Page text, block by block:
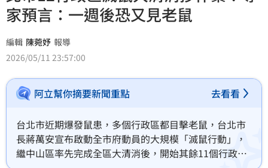
家預言：一週後恐又見老鼠
編輯 陳菀妤 報導
2026/05/11 23:57:00
阿立幫你摘要新聞重點 去看看
台北市近期爆發鼠患，多個行政區都目擊老鼠，台北市
長蔣萬安宣布啟動全市府動員的大規模「滅鼠行動」，
繼中山區率先完成全區大清消後，開始其餘11個行政區